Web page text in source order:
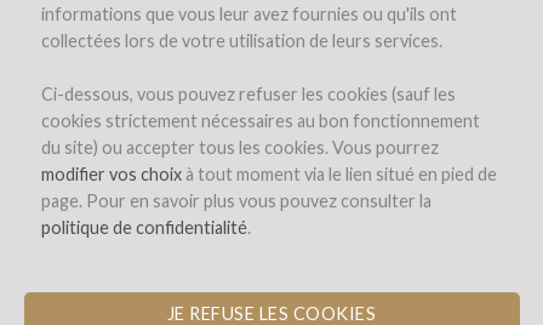
informations que vous leur avez fournies ou qu'ils ont
collectées lors de votre utilisation de leurs services.
Ci-dessous, vous pouvez refuser les cookies (sauf les
cookies strictement nécessaires au bon fonctionnement
du site) ou accepter tous les cookies. Vous pourrez
modifier vos choixà tout moment via le lien situé en pied de
page. Pour en savoir plus vous pouvez consulter la
politique de confidentialité.
JE REFUSE LES COOKIES
Les Longues Vignes
ÉQUIPEMENT DU CHAI POUR
PRODUIRE LE PREMIER VIN DE
BRETAGNE